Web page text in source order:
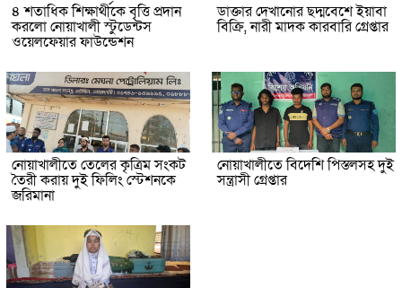
৪ শতাধিক শিক্ষার্থীকে বৃত্তি প্রদান
করলো নোয়াখালী স্টুডেন্টস
ওয়েলফেয়ার ফাউন্ডেশন
ডাক্তার দেখানোর ছদ্মবেশে ইয়াবা
বিক্রি, নারী মাদক কারবারি গ্রেপ্তার
নোয়াখালীতে তেলের কৃত্রিম সংকট
তৈরী করায় দুই ফিলিং স্টেশনকে
জরিমানা
নোয়াখালীতে বিদেশি পিস্তলসহ দুই
সন্ত্রাসী গ্রেপ্তার